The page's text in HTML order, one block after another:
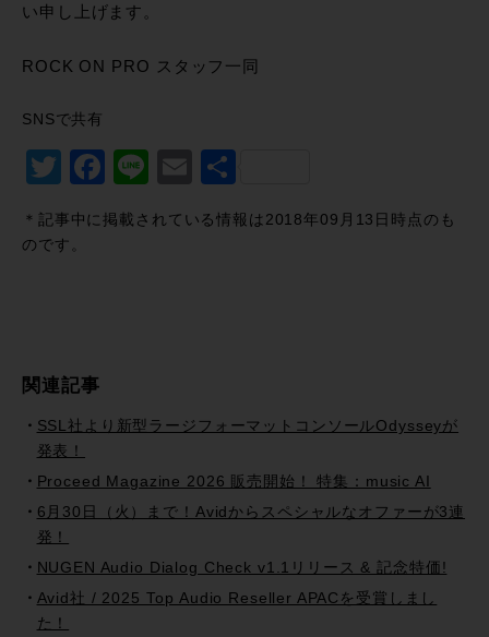
い申し上げます。
ROCK ON PRO スタッフ一同
SNSで共有
Twitter
Facebook
LineEmail
＊記事中に掲載されている情報は2018年09月13日時点のも
のです。
関連記事
SSL社より新型ラージフォーマットコンソールOdysseyが
発表！
Proceed Magazine 2026 販売開始！ 特集：music AI
6月30日（火）まで！Avidからスペシャルなオファーが3連
発！
NUGEN Audio Dialog Check v1.1リリース & 記念特価!
Avid社 / 2025 Top Audio Reseller APACを受賞しまし
た！